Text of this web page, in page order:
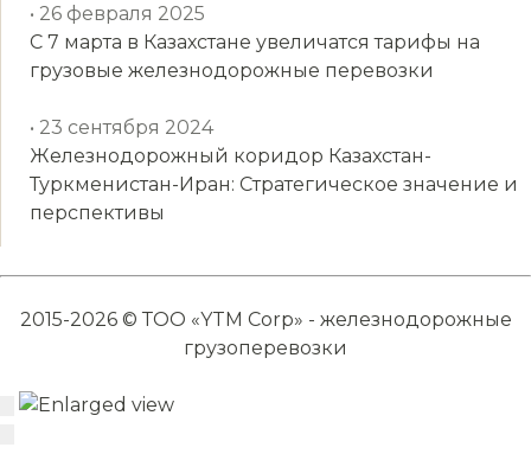
• 26 февраля 2025
С 7 марта в Казахстане увеличатся тарифы на
грузовые железнодорожные перевозки
• 23 сентября 2024
Железнодорожный коридор Казахстан-
Туркменистан-Иран: Стратегическое значение и
перспективы
2015-2026 © ТОО «YTM Corp» - железнодорожные
грузоперевозки